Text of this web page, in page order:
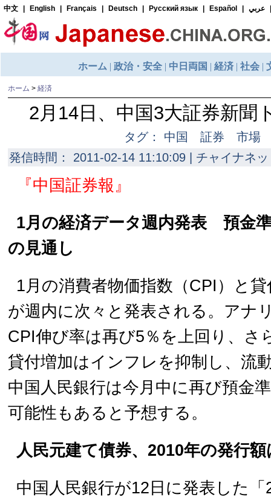
ホーム > 経済
2月14日、中国3大証券新聞
タグ： 中国 証券 市場
発信時間： 2011-02-14 11:10:09 | チャイナネ
『中国証券報』
1月の経済データ週内発表 預金
の見通し
1月の消費者物価指数（CPI）と
が週内に次々と発表される。アナ
CPI伸び率は再び5％を上回り、さ
貸付増加はインフレを抑制し、流
中国人民銀行は今月中に再び預金
可能性もあると予想する。
人民元建て債券、2010年の発行
中国人民銀行が12日に発表した